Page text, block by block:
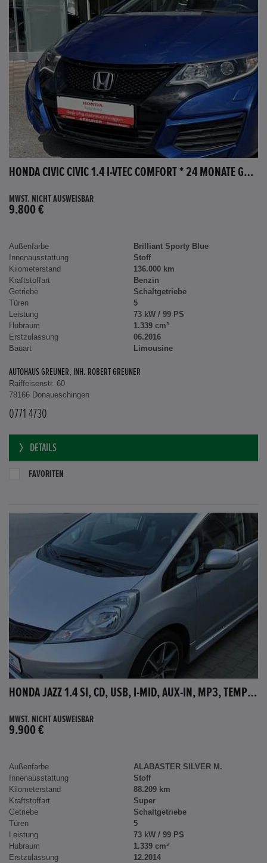
HONDA CIVIC CIVIC 1.4 I-VTEC COMFORT * 24 MONATE GARANTIE *
MWST. NICHT AUSWEISBAR
9.800 €
Außenfarbe
Brilliant Sporty Blue
Innenausstattung
Stoff
Kilometerstand
136.000 km
Kraftstoffart
Benzin
Getriebe
Schaltgetriebe
Türen
5
Leistung
73 kW / 99 PS
Hubraum
1.339 cm³
Erstzulassung
06.2016
Bauart
Limousine
AUTOHAUS GREUNER, INH. ROBERT GREUNER
Raiffeisenstr. 60
78166 Donaueschingen
0771 4730
DETAILS
FAVORITEN
HONDA JAZZ 1.4 SI, CD, USB, I-MID, AUX-IN, MP3, TEMPOMAT
MWST. NICHT AUSWEISBAR
9.900 €
Außenfarbe
ALABASTER SILVER M.
Innenausstattung
Stoff
Kilometerstand
88.209 km
Kraftstoffart
Super
Getriebe
Schaltgetriebe
Türen
5
Leistung
73 kW / 99 PS
Hubraum
1.339 cm³
Erstzulassung
12.2014